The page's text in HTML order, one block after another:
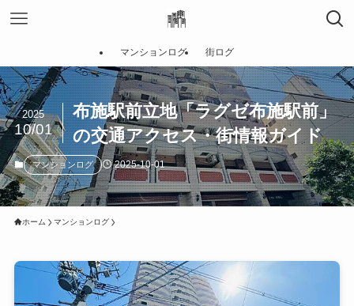
マンションログ 街ログ
布施駅前立地「ラグゼ布施駅前」
の交通アクセス・街情報ガイド
2025
10/01
マンションログ 2025-10-01
ホーム マンションログ